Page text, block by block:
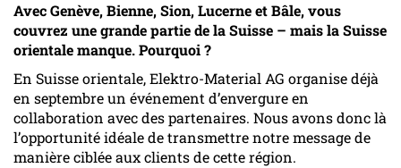
Avec Genève, Bienne, Sion, Lucerne et Bâle, vous
couvrez une grande partie de la Suisse – mais la Suisse
orientale manque. Pourquoi ?
En Suisse orientale, Elektro-Material AG organise déjà
en septembre un événement d’envergure en
collaboration avec des partenaires. Nous avons donc là
l’opportunité idéale de transmettre notre message de
manière ciblée aux clients de cette région.